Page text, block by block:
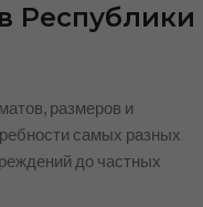
Республики
размеров и
самых разных
до частных